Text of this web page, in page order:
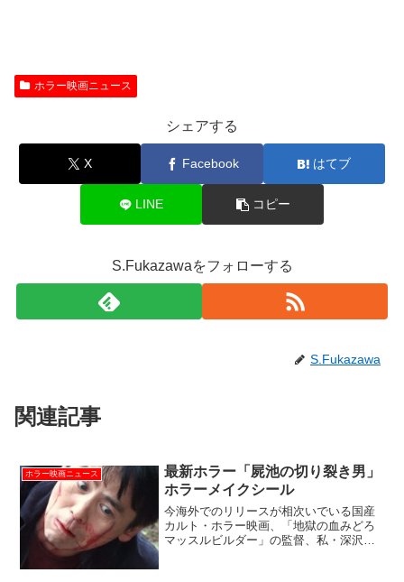
ホラー映画ニュース
シェアする
X Facebook はてブ
LINE コピー
S.Fukazawaをフォローする
S.Fukazawa
関連記事
ホラー映画ニュース
最新ホラー「屍池の切り裂き男」
ホラーメイクシール
今海外でのリリースが相次いでいる国産
カルト・ホラー映画、「地獄の血みどろ
マッスルビルダー」の監督、私・深沢真